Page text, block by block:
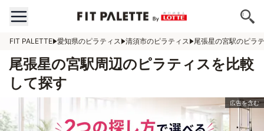
FIT PALETTE 愛知県のピラティス 清須市のピラティス 尾張星の宮駅のピラ
尾張星の宮駅周辺のピラティスを比較
して探す